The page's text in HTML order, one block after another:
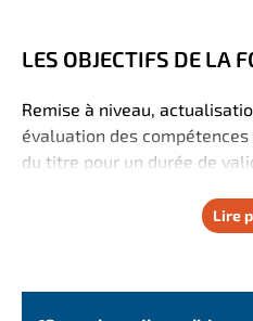
LES OBJECTIFS DE LA
Remise à niveau,
évaluation des
du titre pour un durée de
Le·la stagiaire doit être en
Lire